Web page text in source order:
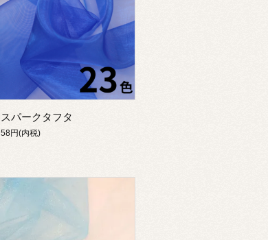
スパークタフタ
58円(内税)